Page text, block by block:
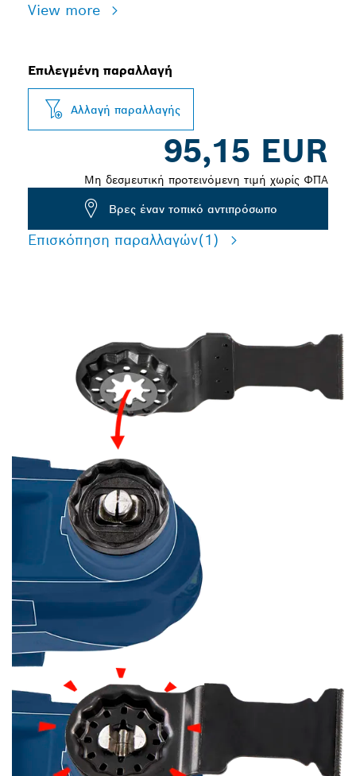
View more
Επιλεγμένη παραλλαγή
Αλλαγή παραλλαγής
95,15 EUR
Μη δεσμευτική προτεινόμενη τιμή χωρίς ΦΠΑ
Βρες έναν τοπικό αντιπρόσωπο
Επισκόπηση παραλλαγών(1)